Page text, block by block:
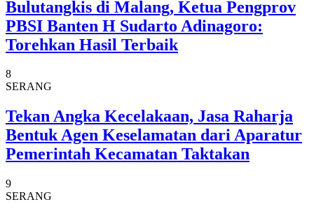
Bulutangkis di Malang, Ketua Pengprov
PBSI Banten H Sudarto Adinagoro:
Torehkan Hasil Terbaik
8
SERANG
Tekan Angka Kecelakaan, Jasa Raharja
Bentuk Agen Keselamatan dari Aparatur
Pemerintah Kecamatan Taktakan
9
SERANG